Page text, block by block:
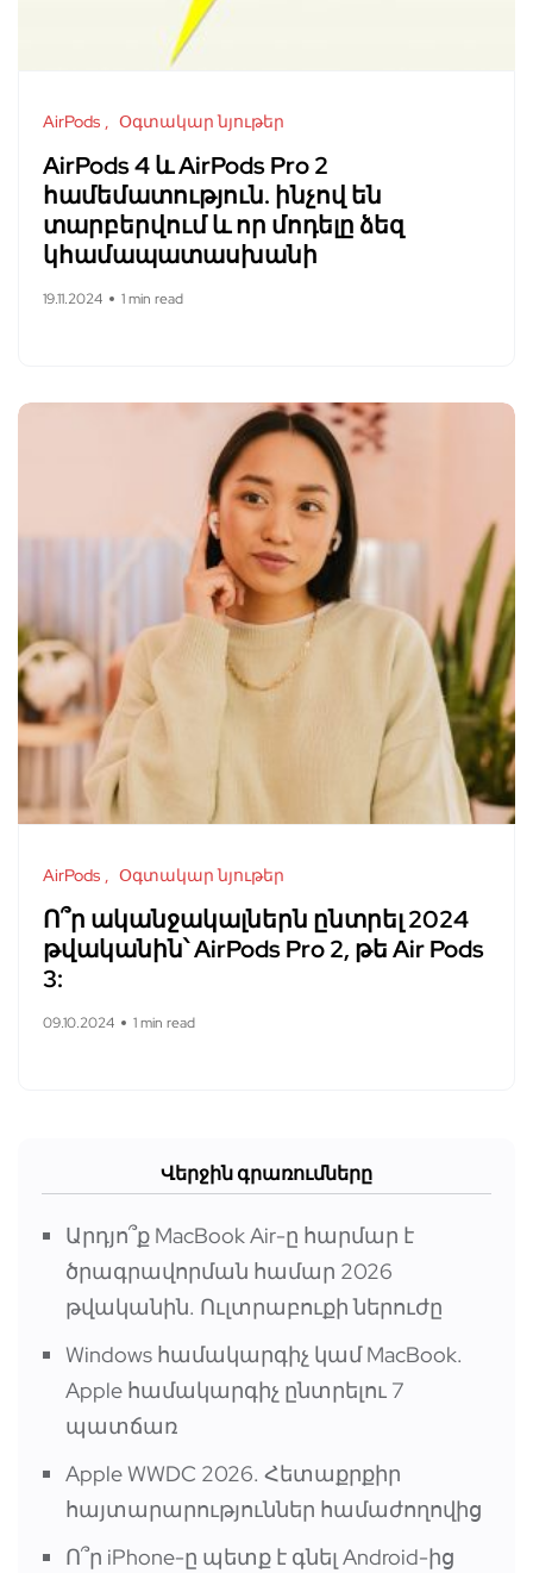
AirPods Օգտակար նյութեր
AirPods 4 և AirPods Pro 2
համեմատություն. ինչով են
տարբերվում և որ մոդելը ձեզ
կհամապատասխանի
19.11.2024 1 min read
AirPods Օգտակար նյութեր
Ո՞ր ականջակալներն ընտրել 2024
թվականին՝ AirPods Pro 2, թե Air Pods
3:
09.10.2024 1 min read
Վերջին գրառումները
Արդյո՞ք MacBook Air-ը հարմար է
ծրագրավորման համար 2026
թվականին. Ուլտրաբուքի ներուժը
Windows համակարգիչ կամ MacBook.
Apple համակարգիչ ընտրելու 7
պատճառ
Apple WWDC 2026. Հետաքրքիր
հայտարարություններ համաժողովից
Ո՞ր iPhone-ը պետք է գնել Android-ից